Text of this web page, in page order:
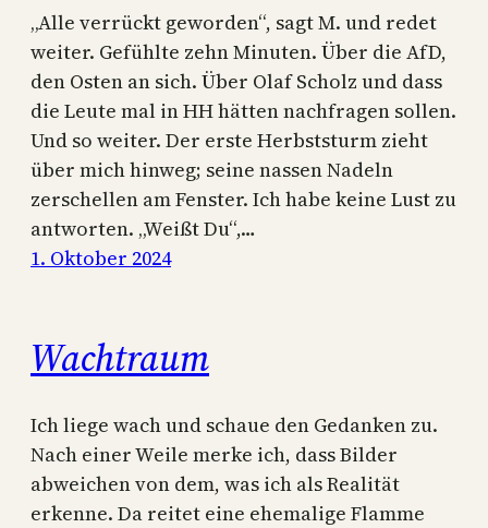
„Alle verrückt geworden“, sagt M. und redet
weiter. Gefühlte zehn Minuten. Über die AfD,
den Osten an sich. Über Olaf Scholz und dass
die Leute mal in HH hätten nachfragen sollen.
Und so weiter. Der erste Herbststurm zieht
über mich hinweg; seine nassen Nadeln
zerschellen am Fenster. Ich habe keine Lust zu
antworten. „Weißt Du“,…
1. Oktober 2024
Wachtraum
Ich liege wach und schaue den Gedanken zu.
Nach einer Weile merke ich, dass Bilder
abweichen von dem, was ich als Realität
erkenne. Da reitet eine ehemalige Flamme